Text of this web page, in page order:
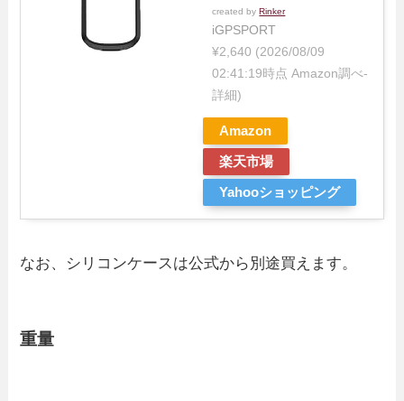
created byRinker
iGPSPORT
¥2,640 (2026/08/09
02:41:19時点 Amazon調べ-
詳細)
Amazon
楽天市場
Yahooショッピング
なお、シリコンケースは公式から別途買えます。
重量